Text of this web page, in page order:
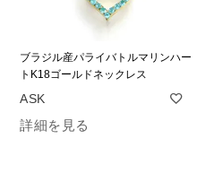
ブラジル産パライバトルマリンハー
トK18ゴールドネックレス
詳細を見る